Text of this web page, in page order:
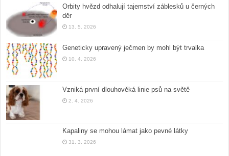
Orbity hvězd odhalují tajemství záblesků u černých
děr
13. 5. 2026
Geneticky upravený ječmen by mohl být trvalka
10. 4. 2026
Vzniká první dlouhověká linie psů na světě
2. 4. 2026
Kapaliny se mohou lámat jako pevné látky
31. 3. 2026